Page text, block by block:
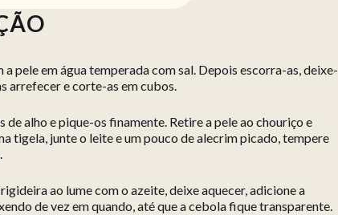
a pele em água temperada com sal. Depois escorra-as, deixe-
arrefecer e corte-as em cubos.
de alho e pique-os finamente. Retire a pele ao chouriço e
tigela, junte o leite e um pouco de alecrim picado, tempere
ao lume com o azeite, deixe aquecer, adicione a
de vez em quando, até que a cebola fique transparente.